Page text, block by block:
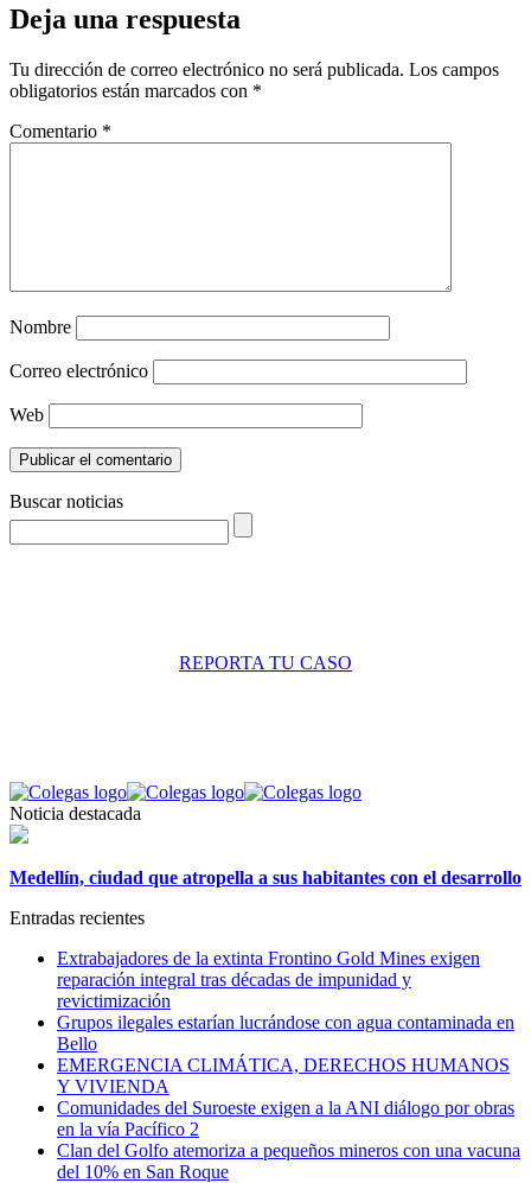
Deja una respuesta
Tu dirección de correo electrónico no será publicada. Los campos
obligatorios están marcados con *
Comentario *
Nombre
Correo electrónico
Web
Buscar noticias
REPORTA TU CASO
Noticia destacada
Medellín, ciudad que atropella a sus habitantes con el desarrollo
Entradas recientes
Extrabajadores de la extinta Frontino Gold Mines exigen
reparación integral tras décadas de impunidad y
revictimización
Grupos ilegales estarían lucrándose con agua contaminada en
Bello
EMERGENCIA CLIMÁTICA, DERECHOS HUMANOS
Y VIVIENDA
Comunidades del Suroeste exigen a la ANI diálogo por obras
en la vía Pacífico 2
Clan del Golfo atemoriza a pequeños mineros con una vacuna
del 10% en San Roque